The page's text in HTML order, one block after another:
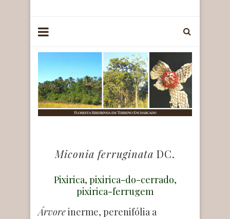
Miconia ferruginata DC.
Pixirica, pixirica-do-cerrado,
pixirica-ferrugem
Árvoreinerme, perenifólia a